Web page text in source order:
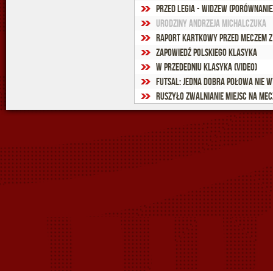
Przed Legia - Widzew
Urodziny Andrzeja Michalczuka
Raport kartkowy przed meczem z
Zapowiedź Polskiego Klasyka
W przededniu klasyka (video)
Futsal: Jedna dobra połowa nie
Ruszyło zwalnianie miejsc na